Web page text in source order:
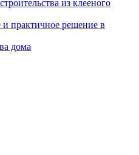
из клееного
практичное решение в
дома